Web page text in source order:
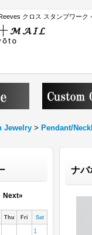
クロス スタンプワーク
Jewelry > Pendant/
Next»
Thu Fri Sat
1
ナバ